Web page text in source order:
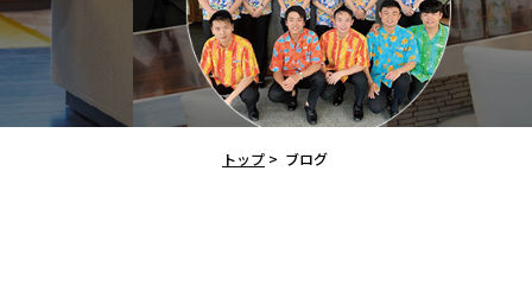
トップ > ブログ